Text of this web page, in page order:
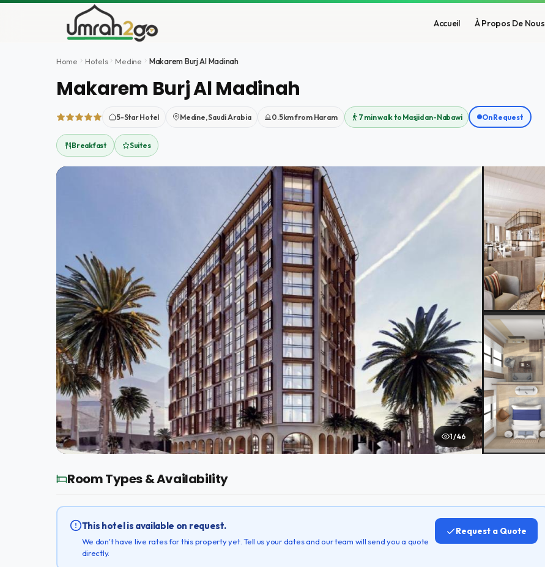
Aller
Accueil À Propos De Nous
Home Hotels Medine Makarem Burj Al Madinah
Makarem Burj Al Madinah
5-Star Hotel Medine, Saudi Arabia 0.5km from Haram 7 min walk to Masjid an-Nabawi On Request
Breakfast Suites
1 / 46
Room Types & Availability
This hotel is available on request.
We don't have live rates for this property yet. Tell us your dates and our team will send you a quote
directly.
Request a Quote